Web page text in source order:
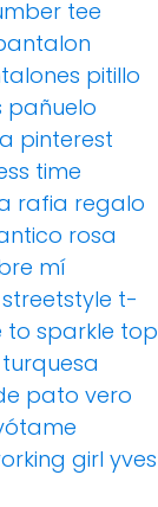
tee
pitillo
pañuelo
pinterest
time
rafia regalo
rosa
mí
streetstyle t-
to sparkle top
turquesa
pato vero
girl yves